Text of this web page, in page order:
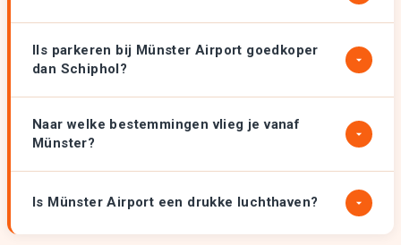
IIs parkeren bij Münster Airport goedkoper
dan Schiphol?
Naar welke bestemmingen vlieg je vanaf
Münster?
Is Münster Airport een drukke luchthaven?